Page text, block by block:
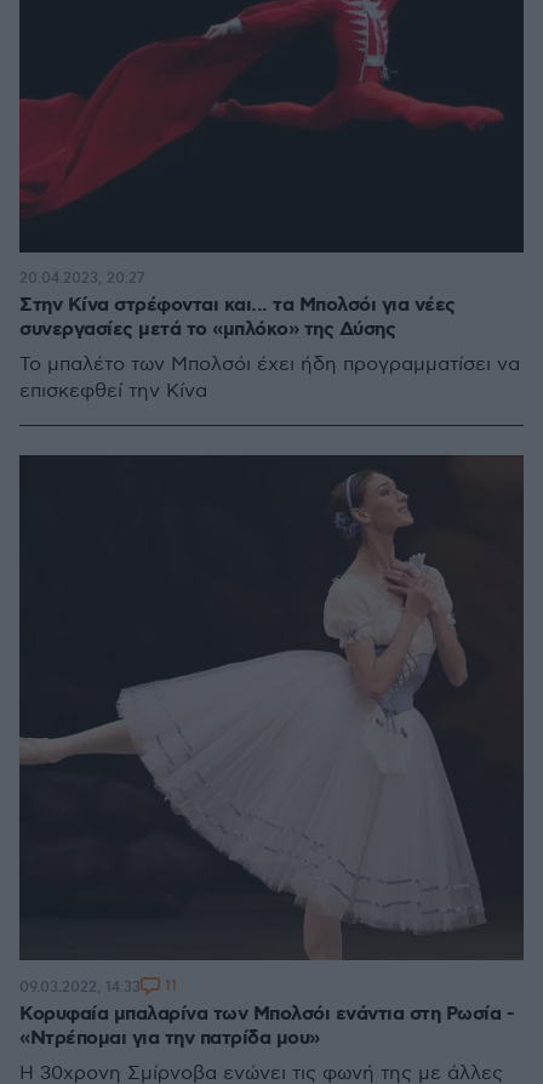
Στην Κίνα στρέφονται και... τα Μπολσόι για νέες
συνεργασίες μετά το «μπλόκο» της Δύσης
Το μπαλέτο των Μπολσόι έχει ήδη προγραμματίσει να
επισκεφθεί την Κίνα
20.04.2023, 20:27
Κορυφαία μπαλαρίνα των Μπολσόι ενάντια στη Ρωσία -
«Ντρέπομαι για την πατρίδα μου»
Η 30χρονη Σμίρνοβα ενώνει τις φωνή της με άλλες
09.03.2022, 14:33 11